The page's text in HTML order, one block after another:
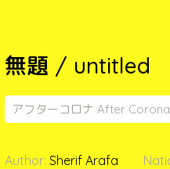
無題 / untitled
アフターコロナ After Corona
Author: Sherif Arafa